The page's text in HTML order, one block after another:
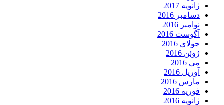
ژانویه 2017
دسامبر 2016
نوامبر 2016
آگوست 2016
جولای 2016
ژوئن 2016
می 2016
آوریل 2016
مارس 2016
فوریه 2016
ژانویه 2016